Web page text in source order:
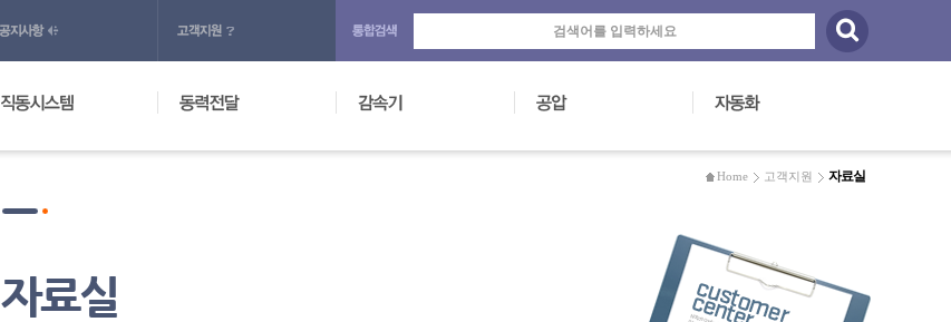
Home 고객지원 자료실
자료실